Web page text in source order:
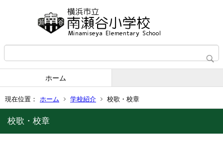
ホーム
現在位置： ホーム 学校紹介 校歌・校章
校歌・校章